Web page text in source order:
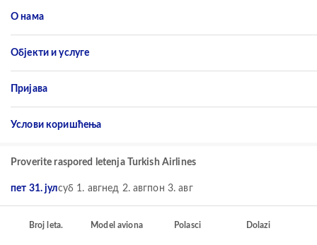
О нама
Објекти и услуге
Пријава
Услови коришћења
Proverite raspored letenja Turkish Airlines
пет 31. јулсуб 1. авгнед 2. авгпон 3. авг
Broj leta. Model aviona Polasci Dolazi